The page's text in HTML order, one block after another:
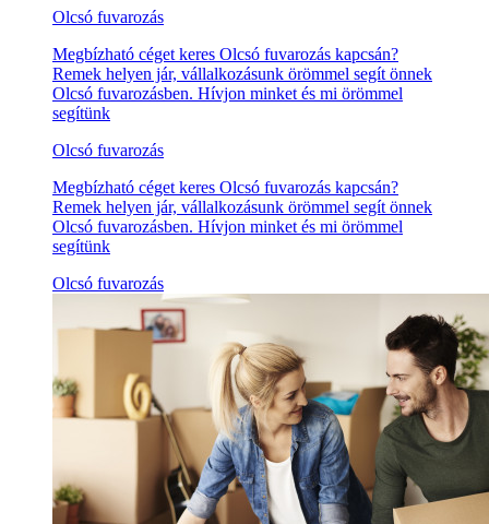
Olcsó fuvarozás
Megbízható céget keres Olcsó fuvarozás kapcsán?
Remek helyen jár, vállalkozásunk örömmel segít önnek
Olcsó fuvarozásben. Hívjon minket és mi örömmel
segítünk
Olcsó fuvarozás
Megbízható céget keres Olcsó fuvarozás kapcsán?
Remek helyen jár, vállalkozásunk örömmel segít önnek
Olcsó fuvarozásben. Hívjon minket és mi örömmel
segítünk
Olcsó fuvarozás